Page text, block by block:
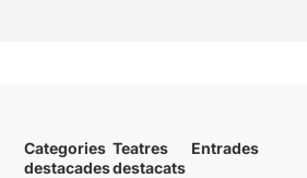
Categories
destacades
Teatres
destacats
Entrades